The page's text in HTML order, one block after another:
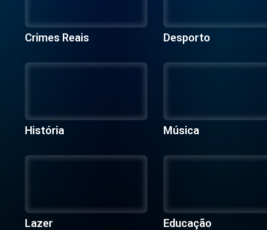
Crimes Reais Desporto
História Música
Lazer Educação